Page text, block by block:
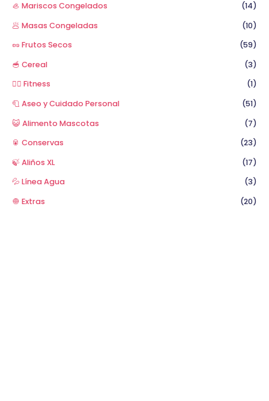
🦪 Mariscos Congelados
(14)
🥟 Masas Congeladas
(10)
🥜 Frutos Secos
(59)
🥣 Cereal
(3)
🏋️‍♂️ Fitness
(1)
🧻 Aseo y Cuidado Personal
(51)
😺 Alimento Mascotas
(7)
🥫 Conservas
(23)
🍃 Aliños XL
(17)
💦 Línea Agua
(3)
🧅 Extras
(20)